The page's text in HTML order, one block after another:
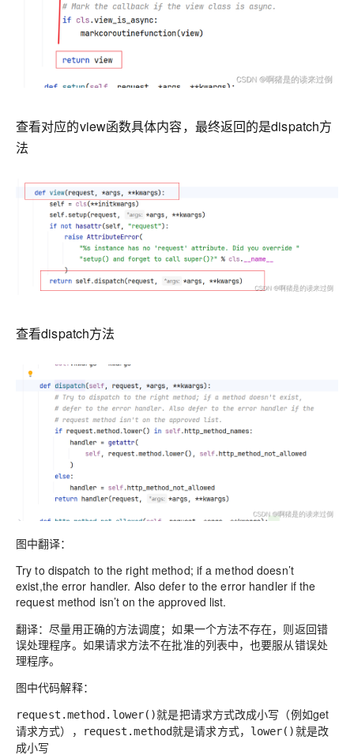
查看对应的view函数具体内容，最终返回的是dispatch方
法
查看dispatch方法
图中翻译：
Try to dispatch to the right method; if a method doesn’t
exist,the error handler. Also defer to the error handler if the
request method isn’t on the approved list.
翻译：尽量用正确的方法调度；如果一个方法不存在，则返回错
误处理程序。如果请求方法不在批准的列表中，也要服从错误处
理程序。
图中代码解释：
request.method.lower()就是把请求方式改成小写（例如get
请求方式），
request.method就是请求方式， lower()就是改
成小写